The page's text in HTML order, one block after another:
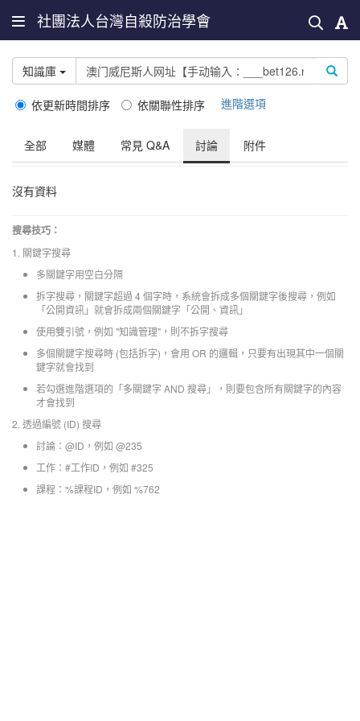
社團法人台灣自殺防治學會
知識庫
依更新時間排序 依關聯性排序 進階選項
全部 媒體 常見 Q&A 討論 附件
沒有資料
搜尋技巧：
1. 關鍵字搜尋
多關鍵字用空白分隔
拆字搜尋，關鍵字超過 4 個字時，系統會拆成多個關鍵字後搜尋，例如
「公開資訊」就會拆成兩個關鍵字「公開、資訊」
使用雙引號，例如 "知識管理"，則不拆字搜尋
多個關鍵字搜尋時 (包括拆字)，會用 OR 的邏輯，只要有出現其中一個關
鍵字就會找到
若勾選進階選項的「多關鍵字 AND 搜尋」，則要包含所有關鍵字的內容
才會找到
2. 透過編號 (ID) 搜尋
討論：@ID，例如 @235
工作：#工作ID，例如 #325
課程：%課程ID，例如 %762